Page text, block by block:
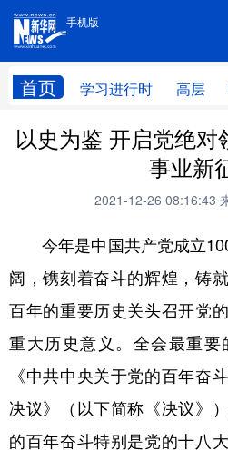
手机版
首页 学习进行时 高层
手机版
网站地
学习进行时 高层
财经
科技 科创
文化 书画
法律 中央文件
食品 人居
学术中国 乡村振兴
以史为鉴 开启党绝对
事业新
2021-12-26 08:16:43
今年是中国共产党成立
阔，镌刻着奋斗的辉煌，铸
百年的重要历史关头召开党
重大历史意义。全会最重
《中共中央关于党的百年奋
决议》（以下简称《决议》
的百年奋斗特别是党的十八